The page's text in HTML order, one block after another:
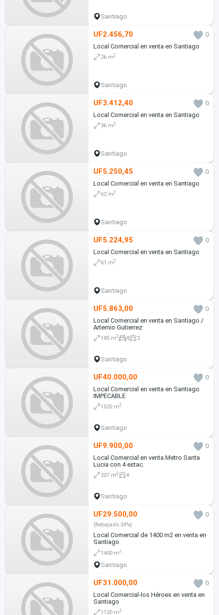
Santiago
UF2.456,70
0
Local Comercial en venta en Santiago
26 m2
Santiago
UF3.412,40
0
Local Comercial en venta en Santiago
36 m2
Santiago
UF5.250,45
0
Local Comercial en venta en Santiago
62 m2
Santiago
UF5.224,95
0
Local Comercial en venta en Santiago
61 m2
Santiago
UF5.863,00
0
Local Comercial en venta en Santiago /
Artemio Gutierrez
185 m2 4 3
Santiago
UF40.000,00
0
Local Comercial en venta en Santiago
IMPECABLE
1532 m2
Santiago
UF9.900,00
0
Local Comercial en venta Metro Santa
Lucia con 4 estac.
207 m2 4
Santiago
UF29.500,00 0
(Rebajado 34%)
Local Comercial de 1400 m2 en venta en
Santiago
1400 m2
Santiago
UF31.000,00
0
Local Comercial-los Héroes en venta en
Santiago
1120 m2